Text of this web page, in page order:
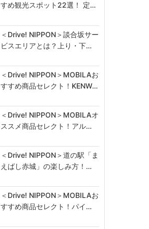
すめ観光スポット22選！ 定…
＜Drive! NIPPON＞談合坂サー
ビスエリアとは？上り・下…
＜Drive! NIPPON＞MOBILAお
すすめ商品セレクト！KENW…
＜Drive! NIPPON＞MOBILAオ
ススメ商品セレクト！アル…
＜Drive! NIPPON＞道の駅「ま
えばし赤城」の楽しみ方！…
＜Drive! NIPPON＞MOBILAお
すすめ商品セレクト！パイ…